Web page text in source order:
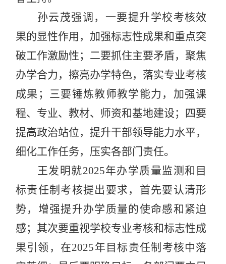
孙云茂强调，一要提升学校考核效
果的显性作用，加强标志性成果和重点突
破工作激励性；二要抓住主要矛盾，聚焦
办学合力，擦亮办学特色，落实专业考核
成果；三要锤炼教师教学能力，加强课
程、专业、教材、师资和基地建设；四要
提高政治站位，提升干部领导能力水平，
细化工作任务，压实各部门责任。
王发明就2025年办学质量监测和目
标责任制考核提出要求，首先要认清形
势，增强提升办学质量的使命感和紧迫
感；其次要重视学校专业考核和标志性成
果引领，在2025年目标责任制考核中落